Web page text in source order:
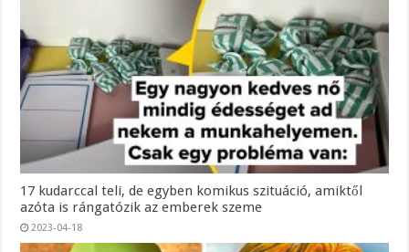
17 kudarccal teli, de egyben komikus szituáció, amiktől
azóta is rángatózik az emberek szeme
2023-04-18